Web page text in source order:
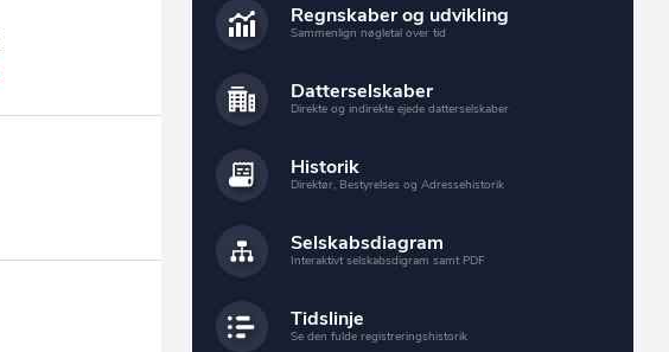
Regnskaber og udvikling
Sammenlign nøgletal over tid
Datterselskaber
Direkte og indirekte ejede datterselskaber
Historik
Direktør, Bestyrelses og Adressehistorik
Selskabsdiagram
Interaktivt selskabsdigram samt PDF
Tidslinje
Se den fulde registreringshistorik